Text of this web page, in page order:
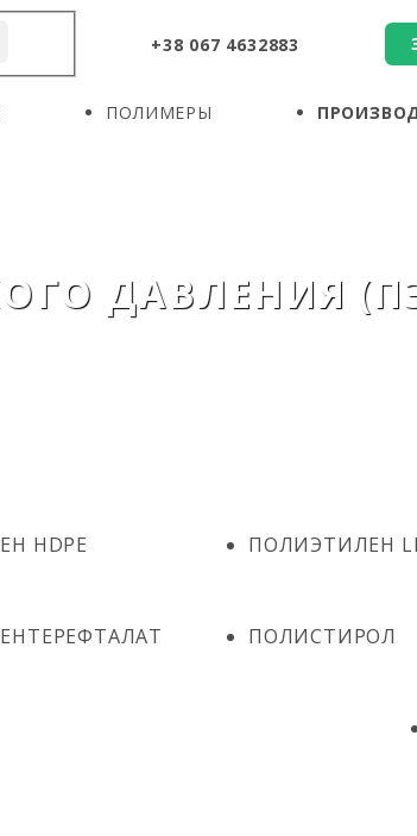
+38 067 4632883
ПОЛИМЕРЫ
ДАВЛЕНИЯ
HDPE ПОЛИЭТИЛЕН
ПОЛИСТИРОЛ
О КОМПАНИИ
ПРОИЗВОДИТЕЛИ